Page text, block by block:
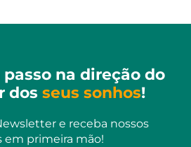
na direção do
dos seus sonhos!
e receba nossos
em primeira mão!